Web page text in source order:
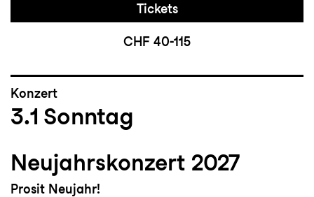
Tickets
CHF 40-115
Konzert
3.1 Sonntag
Neujahrskonzert 2027
Prosit Neujahr!